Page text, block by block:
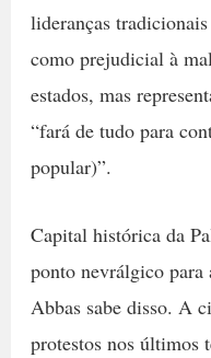
lideranças
como prejudicial à
estados, mas
“fará de tudo para
popular)”.
Capital histórica da
ponto nevrálgico para
Abbas sabe disso. A
protestos nos últimos